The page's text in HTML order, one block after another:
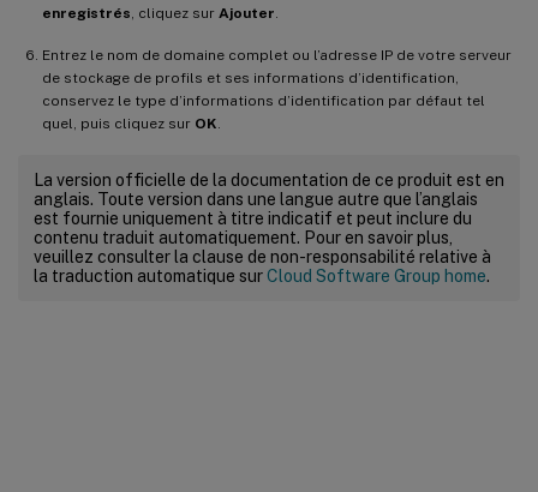
enregistrés , cliquez sur Ajouter
Entrez le nom de domaine complet ou l’adresse IP de votre serveur
de stockage de profils et ses informations d’identification,
conservez le type d’informations d’identification par défaut tel
quel, puis cliquez sur OK
La version officielle de la documentation de ce produit est en
anglais. Toute version dans une langue autre que l’anglais
est fournie uniquement à titre indicatif et peut inclure du
contenu traduit automatiquement. Pour en savoir plus,
veuillez consulter la clause de non-responsabilité relative à
la traduction automatique surCloud Software Group home.